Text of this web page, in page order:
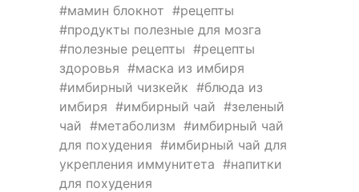
мамин блокнот
рецепты
продукты полезные для мозга
полезные рецепты
рецепты
здоровья
маска из имбиря
имбирный чизкейк
блюда из
имбиря
имбирный чай
зеленый
чай
метаболизм
имбирный чай
для похудения
имбирный чай для
укрепления иммунитета
напитки
для похудения